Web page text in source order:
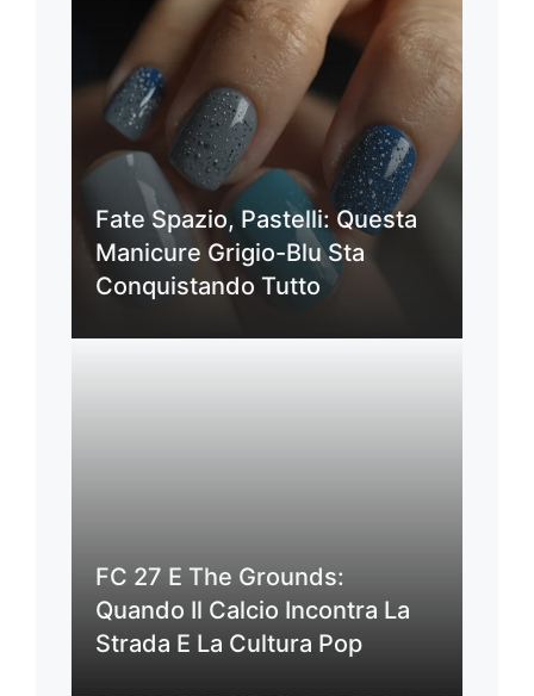
Fate Spazio, Pastelli: Questa
Manicure Grigio-Blu Sta
Conquistando Tutto
FC 27 E The Grounds:
Quando Il Calcio Incontra La
Strada E La Cultura Pop